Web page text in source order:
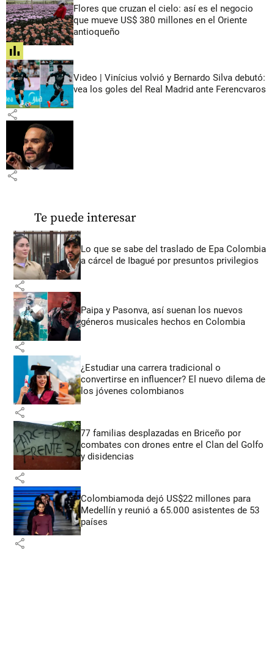
Flores que cruzan el cielo: así es el negocio
que mueve US$ 380 millones en el Oriente
antioqueño
share
Video | Vinícius volvió y Bernardo Silva debutó:
vea los goles del Real Madrid ante Ferencvaros
share
share
Te puede interesar
Lo que se sabe del traslado de Epa Colombia
a cárcel de Ibagué por presuntos privilegios
share
Paipa y Pasonva, así suenan los nuevos
géneros musicales hechos en Colombia
share
¿Estudiar una carrera tradicional o
convertirse en influencer? El nuevo dilema de
los jóvenes colombianos
share
77 familias desplazadas en Briceño por
combates con drones entre el Clan del Golfo
y disidencias
share
Colombiamoda dejó US$22 millones para
Medellín y reunió a 65.000 asistentes de 53
países
share